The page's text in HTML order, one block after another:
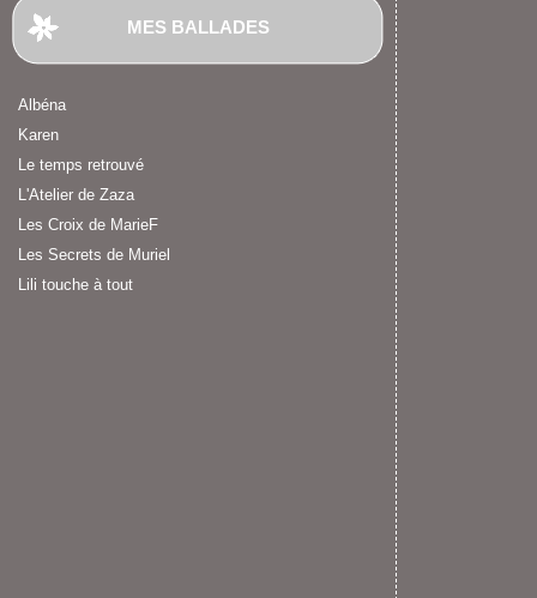
MES BALLADES
Albéna
Karen
Le temps retrouvé
L'Atelier de Zaza
Les Croix de MarieF
Les Secrets de Muriel
Lili touche à tout